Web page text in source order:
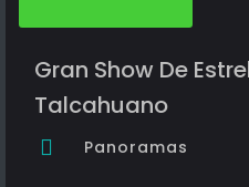
Gran Show De
Talcahuano
Panoramas